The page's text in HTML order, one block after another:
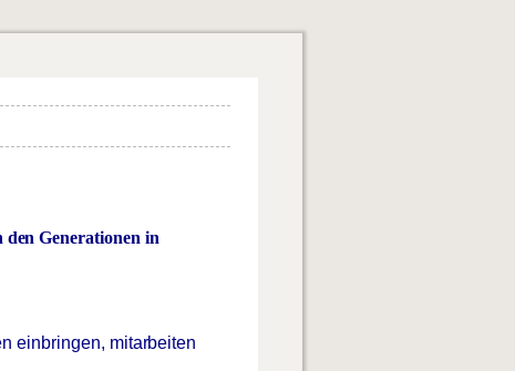
den Generationen in
einbringen, mitarbeiten